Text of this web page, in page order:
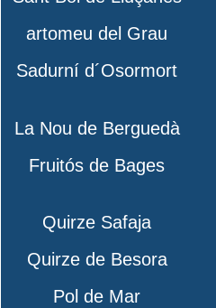
artomeu del Grau
Sadurní d´Osormort
La Nou de Berguedà
Fruitós de Bages
Quirze Safaja
Quirze de Besora
Pol de Mar